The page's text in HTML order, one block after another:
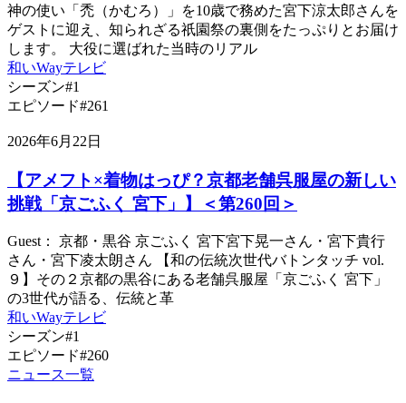
神の使い「禿（かむろ）」を10歳で務めた宮下涼太郎さんを
ゲストに迎え、知られざる祇園祭の裏側をたっぷりとお届け
します。 大役に選ばれた当時のリアル
和いWayテレビ
シーズン#1
エピソード#261
2026年6月22日
【アメフト×着物はっぴ？京都老舗呉服屋の新しい
挑戦「京ごふく 宮下」】＜第260回＞
Guest： 京都・黒谷 京ごふく 宮下宮下晃一さん・宮下貴行
さん・宮下凌太朗さん 【和の伝統次世代バトンタッチ vol.
９】その２京都の黒谷にある老舗呉服屋「京ごふく 宮下」
の3世代が語る、伝統と革
和いWayテレビ
シーズン#1
エピソード#260
ニュース一覧